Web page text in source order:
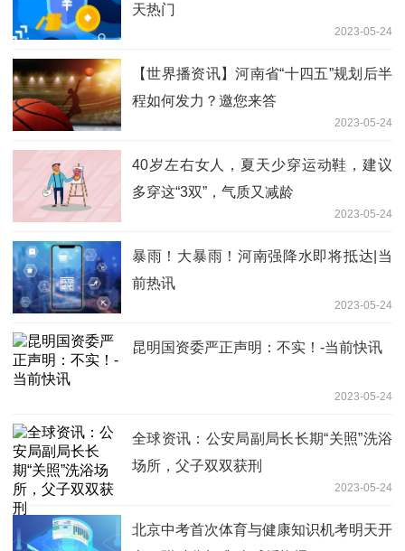
天热门
2023-05-24
【世界播资讯】河南省“十四五”规划后半
程如何发力？邀您来答
2023-05-24
40岁左右女人，夏天少穿运动鞋，建议
多穿这“3双”，气质又减龄
2023-05-24
暴雨！大暴雨！河南强降水即将抵达|当
前热讯
2023-05-24
昆明国资委严正声明：不实！-当前快讯
2023-05-24
全球资讯：公安局副局长长期“关照”洗浴
场所，父子双双获刑
2023-05-24
北京中考首次体育与健康知识机考明天开